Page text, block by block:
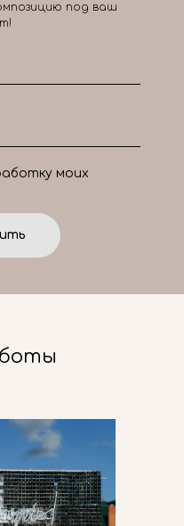
моих
под ваш